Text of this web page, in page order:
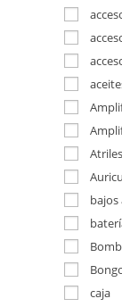
bajos
caja